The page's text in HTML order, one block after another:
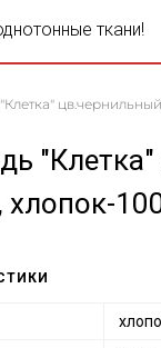
ткани!